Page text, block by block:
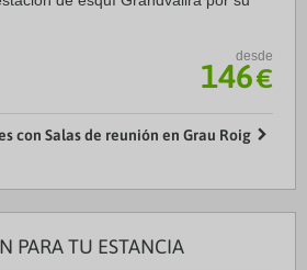
desde
146€
con Salas de reunión en Grau Roig
PARA TU ESTANCIA